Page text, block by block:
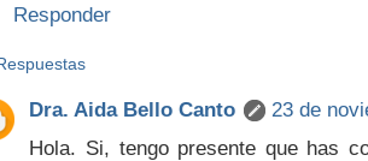
Responder
Dra. Aida Bello Canto
23 de
Hola. Si, tengo presente que has